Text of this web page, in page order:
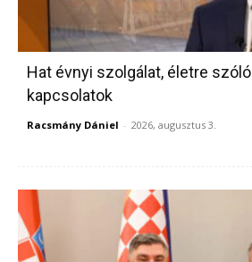
Hat évnyi szolgálat, életre szóló
kapcsolatok
Racsmány Dániel - 2026, augusztus 3.